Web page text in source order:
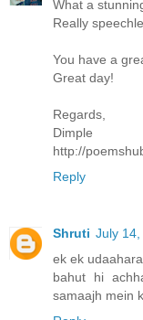
What a
Really
You have a
Great day!
Regards,
Dimple
http://
Reply
Shruti July
ek ek
bahut hi
samaajh mein